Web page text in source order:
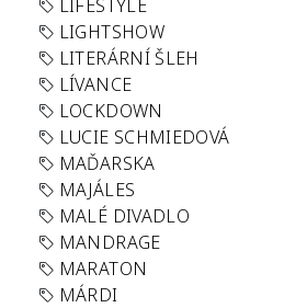
LIFESTYLE
LIGHTSHOW
LITERÁRNÍ ŠLEH
LÍVANCE
LOCKDOWN
LUCIE SCHMIEDOVÁ
MAĎARSKA
MAJÁLES
MALÉ DIVADLO
MANDRAGE
MARATON
MÁRDI